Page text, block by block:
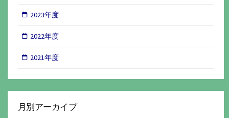
2023年度
2022年度
2021年度
月別アーカイブ